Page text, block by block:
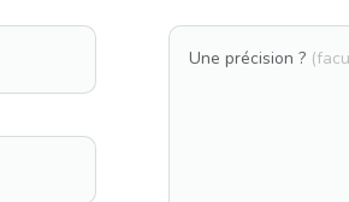
Une précision ?